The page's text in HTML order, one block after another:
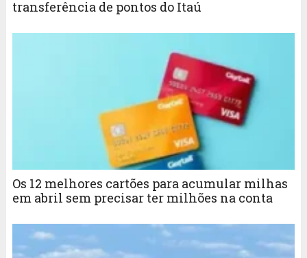
transferência de pontos do Itaú
Os 12 melhores cartões para acumular milhas
em abril sem precisar ter milhões na conta